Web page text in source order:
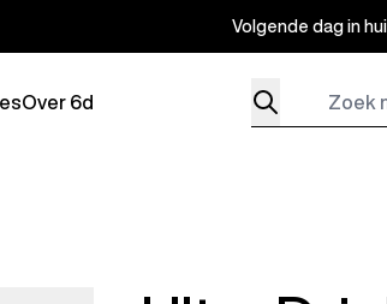
Volgende dag in
Over 6d Zoek naar